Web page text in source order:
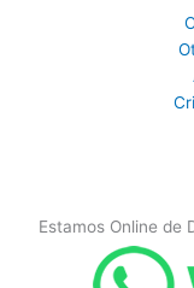
Estamos Online de